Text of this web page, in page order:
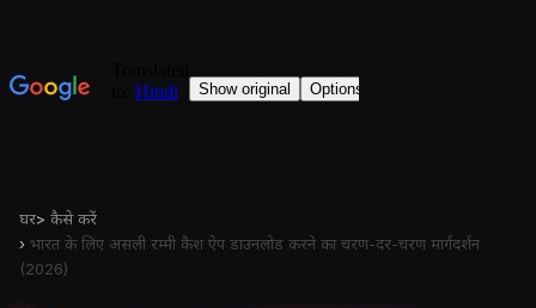
घर> कैसे करें
› भारत के लिए असली रम्मी कैश ऐप डाउनलोड करने का चरण-दर-चरण मार्गदर्शन
(2026)